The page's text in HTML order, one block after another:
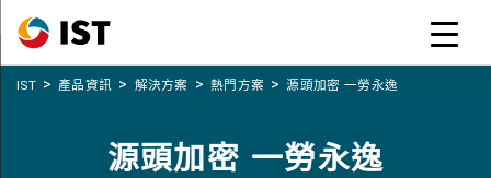
IST > 產品資訊 > 解決方案 > 熱門方案 > 源頭加密 一勞永逸
源頭加密 一勞永逸